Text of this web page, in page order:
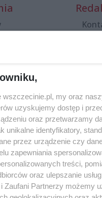
Specjalny
20.
Regulamin
Szczecin!
wszczecinie.pl, my oraz
uzyskujemy dostęp i
oraz przetwarzamy
unikalne identyfikatory,
przez urządzenie czy
zapewniania
treści,
oraz ulepszanie
Zaufani Partnerzy możemy